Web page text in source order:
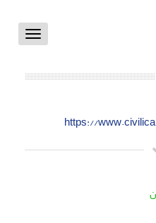
Toggle
https://